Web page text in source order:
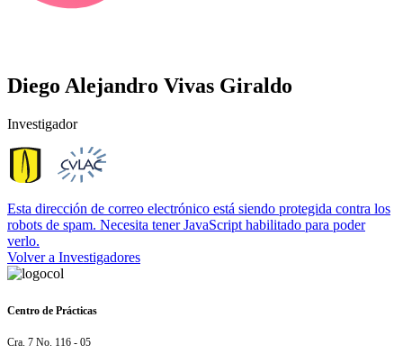
Diego Alejandro Vivas Giraldo
Investigador
Esta dirección de correo electrónico está siendo protegida contra los
robots de spam. Necesita tener JavaScript habilitado para poder
verlo.
Volver a Investigadores
Centro de Prácticas
Cra. 7 No. 116 - 05